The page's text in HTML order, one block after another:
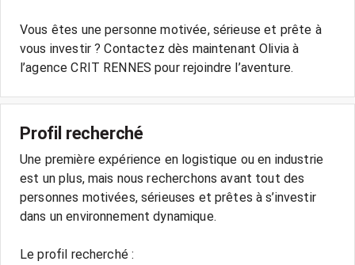
Vous êtes une personne motivée, sérieuse et prête à
vous investir ? Contactez dès maintenant Olivia à
l’agence CRIT RENNES pour rejoindre l’aventure.
Profil recherché
Une première expérience en logistique ou en industrie
est un plus, mais nous recherchons avant tout des
personnes motivées, sérieuses et prêtes à s’investir
dans un environnement dynamique.
Le profil recherché :